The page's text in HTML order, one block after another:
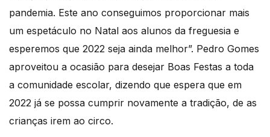
pandemia. Este ano conseguimos proporcionar mais
um espetáculo no Natal aos alunos da freguesia e
esperemos que 2022 seja ainda melhor”. Pedro Gomes
aproveitou a ocasião para desejar Boas Festas a toda
a comunidade escolar, dizendo que espera que em
2022 já se possa cumprir novamente a tradição, de as
crianças irem ao circo.